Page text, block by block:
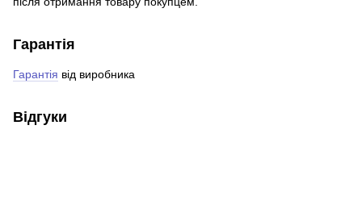
Гарантія
Гарантія від виробника
Відгуки